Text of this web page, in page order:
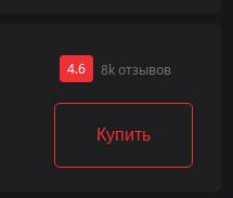
4.6 8k отзывов
Купить